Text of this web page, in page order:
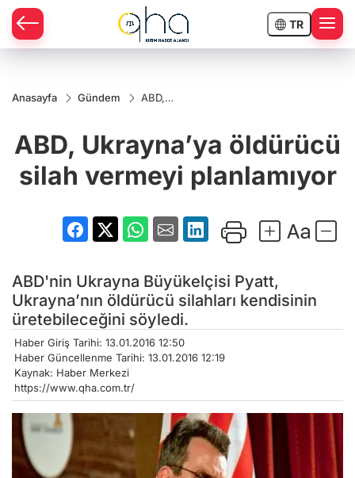
TR
Anasayfa Gündem
ABD,
vermeyi
planlamıyor
ABD, Ukrayna’ya öldürücü
silah vermeyi planlamıyor
ABD'nin Ukrayna Büyükelçisi Pyatt,
Ukrayna’nın öldürücü silahları kendisinin
üretebileceğini söyledi.
Haber Giriş Tarihi: 13.01.2016 12:50
Haber Güncellenme Tarihi: 13.01.2016 12:19
Kaynak: Haber Merkezi
https://www.qha.com.tr/